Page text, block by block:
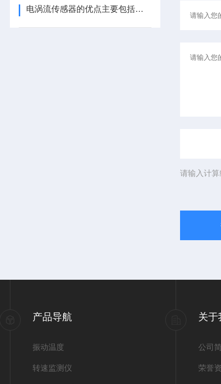
电涡流传感器的优点主要包括哪几点？
请输入计
产品导航
振动温度
转速监测仪
关于
公司
荣誉